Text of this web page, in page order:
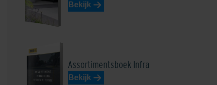
Bekijk
Assortimentsboek Infra
Bekijk